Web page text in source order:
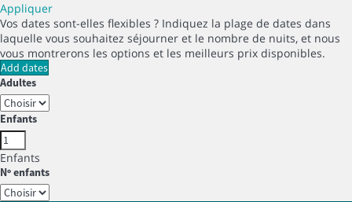
Appliquer
Vos dates sont-elles flexibles ? Indiquez la plage de dates dans
laquelle vous souhaitez séjourner et le nombre de nuits, et nous
vous montrerons les options et les meilleurs prix disponibles.
Add dates
Adultes
Enfants
Enfants
Nº enfants